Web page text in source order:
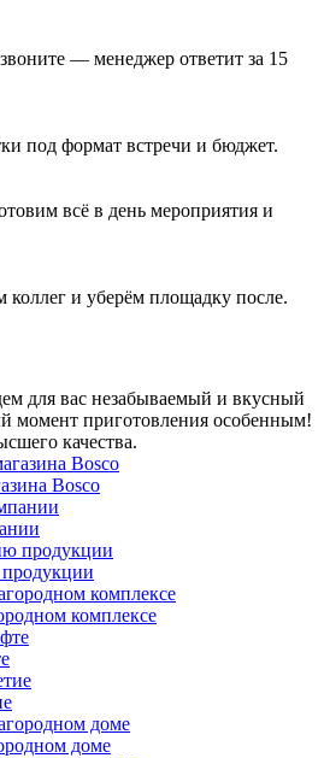
— менеджер ответит за 15
под формат встречи и бюджет.
всё в день мероприятия и
и уберём площадку после.
для вас незабываемый и вкусный
момент приготовления особенным!
качества.
Bosco
комплексе
доме